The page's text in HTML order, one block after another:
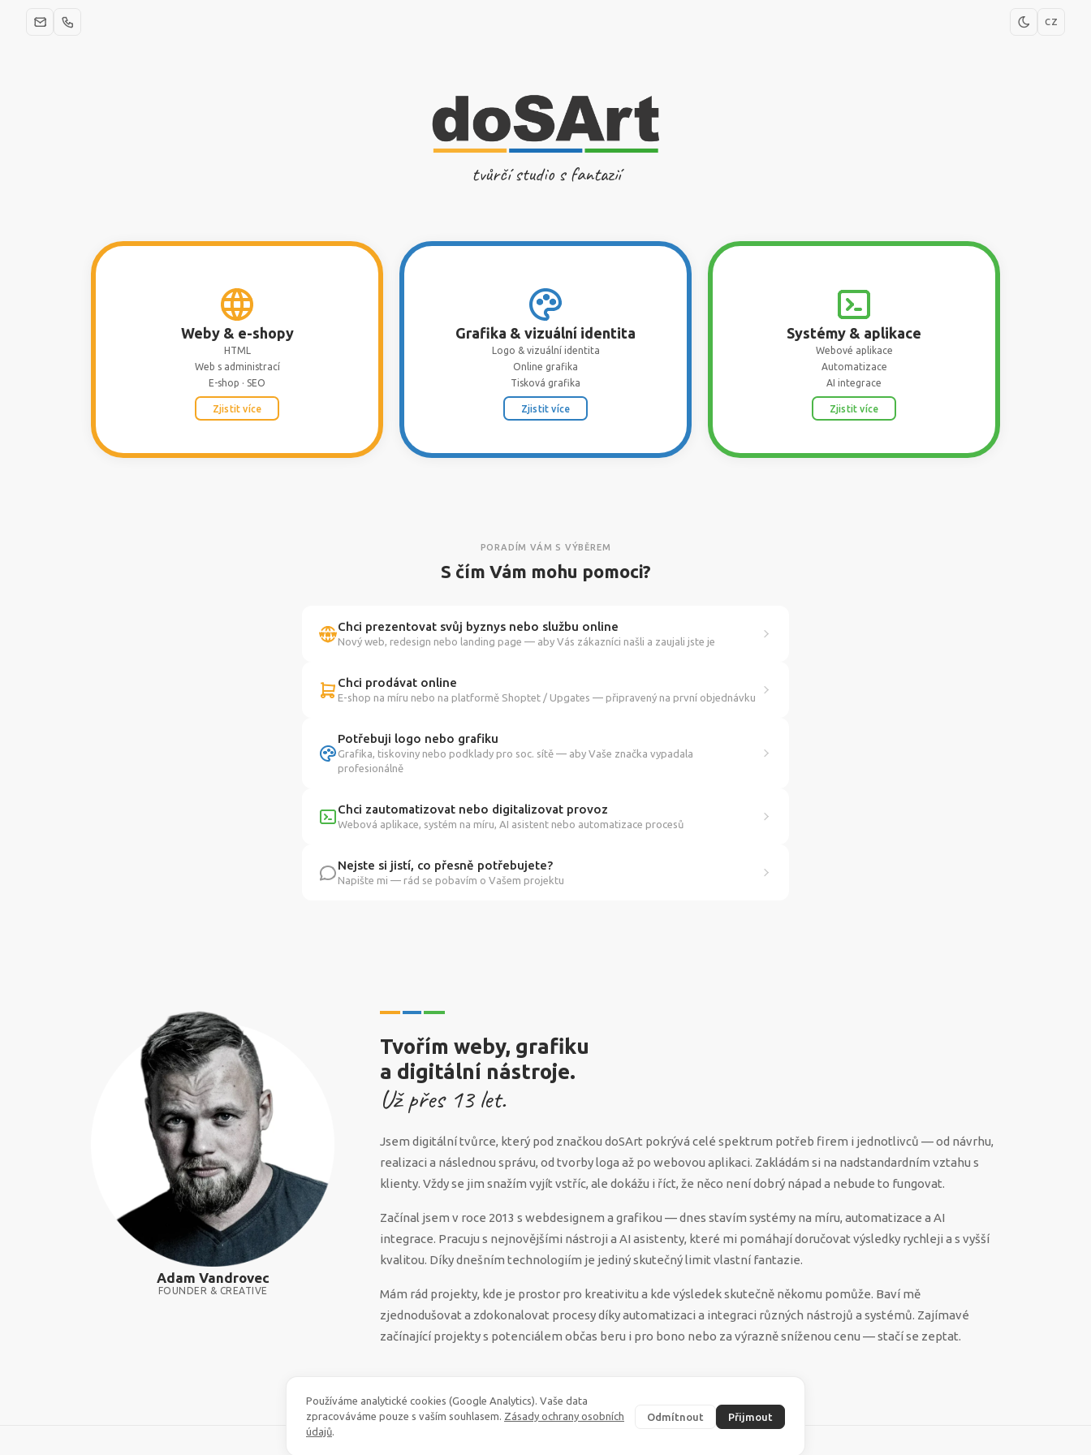
CZ
tvůrčí studio s fantazií
Weby & e-shopy
HTML
Web s administrací
E-shop · SEO
Zjistit více
Grafika & vizuální identita
Logo & vizuální identita
Online grafika
Tisková grafika
Zjistit více
Systémy & aplikace
Webové aplikace
Automatizace
AI integrace
Zjistit více
PORADÍM VÁM S VÝBĚREM
S čím Vám mohu pomoci?
Chci prezentovat svůj byznys nebo službu online
Nový web, redesign nebo landing page — aby Vás zákazníci našli a zaujali jste je
Chci prodávat online
E-shop na míru nebo na platformě Shoptet / Upgates — připravený na první objednávku
Potřebuji logo nebo grafiku
Grafika, tiskoviny nebo podklady pro soc. sítě — aby Vaše značka vypadala
profesionálně
Chci zautomatizovat nebo digitalizovat provoz
Webová aplikace, systém na míru, AI asistent nebo automatizace procesů
Nejste si jistí, co přesně potřebujete?
Napište mi — rád se pobavím o Vašem projektu
Adam Vandrovec
FOUNDER & CREATIVE
Tvořím weby, grafiku
a digitální nástroje.
Už přes 13let.
Jsem digitální tvůrce, který pod značkou doSArt pokrývá celé spektrum potřeb firem i jednotlivců — od návrhu,
realizaci a následnou správu, od tvorby loga až po webovou aplikaci. Zakládám si na nadstandardním vztahu s
klienty. Vždy se jim snažím vyjít vstříc, ale dokážu i říct, že něco není dobrý nápad a nebude to fungovat.
Začínal jsem v roce 2013 s webdesignem a grafikou — dnes stavím systémy na míru, automatizace a AI
integrace. Pracuju s nejnovějšími nástroji a AI asistenty, které mi pomáhají doručovat výsledky rychleji a s vyšší
kvalitou. Díky dnešním technologiím je jediný skutečný limit vlastní fantazie.
Mám rád projekty, kde je prostor pro kreativitu a kde výsledek skutečně někomu pomůže. Baví mě
zjednodušovat a zdokonalovat procesy díky automatizaci a integraci různých nástrojů a systémů. Zajímavé
začínající projekty s potenciálem občas beru i pro bono nebo za výrazně sníženou cenu — stačí se zeptat.
Používáme analytické cookies (Google Analytics). Vaše data
zpracováváme pouze s vaším souhlasem. Zásady ochrany osobních
údajů.
Odmítnout Přijmout